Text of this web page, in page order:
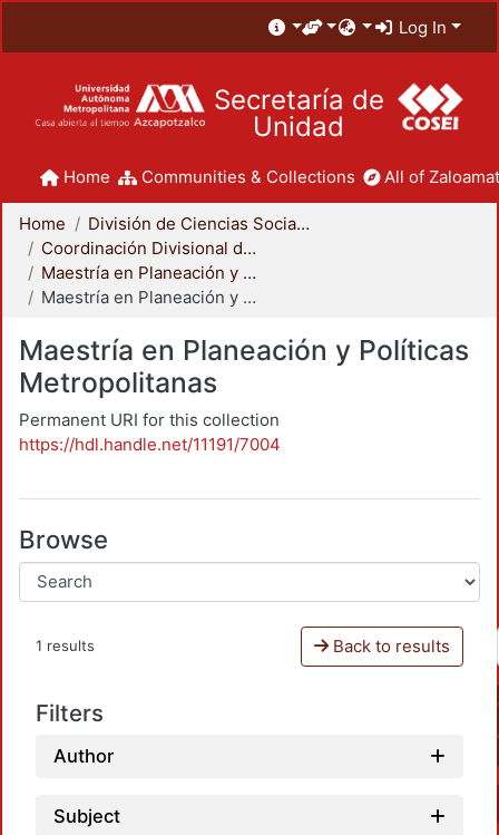
Log In
Secretaría de
Unidad
Home Communities & Collections All of
Home
División de Ciencias Sociales y Humanidades
Coordinación Divisional de Posgrado
Maestría en Planeación y Políticas Metropolitanas
Maestría en Planeación y Políticas Metropolitanas
Maestría en Planeación y Políticas
Metropolitanas
Permanent URI for this collection
https://hdl.handle.net/11191/7004
Browse
1 results Back to results
Filters
Author
Subject